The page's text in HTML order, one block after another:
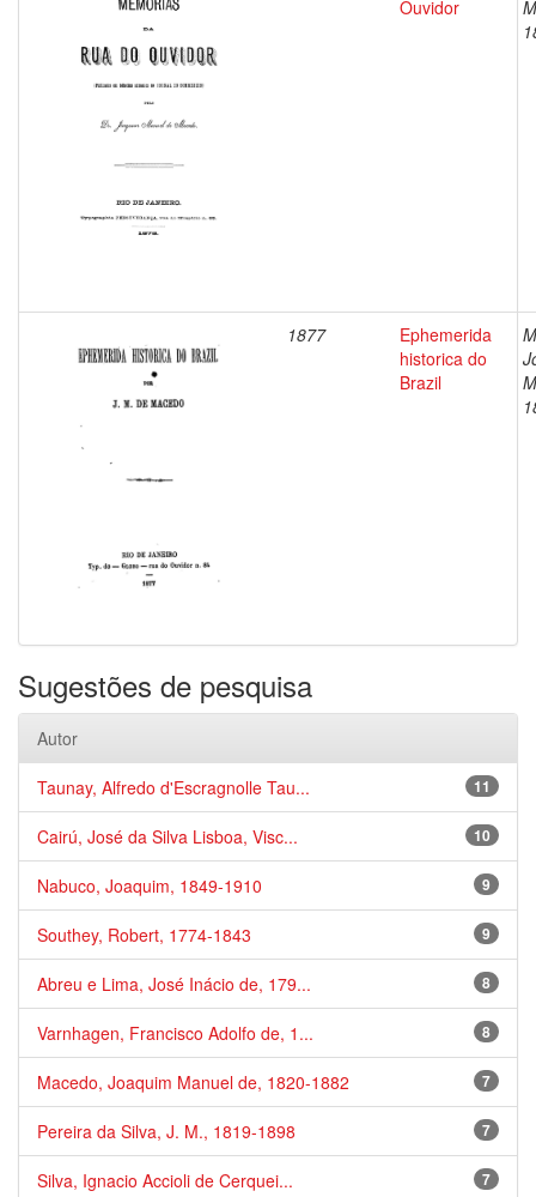
Ouvidor
1877
Ephemerida
historica do
Brazil
Sugestões de pesquisa
Autor
11
Taunay, Alfredo d'Escragnolle Tau...
10
Cairú, José da Silva Lisboa, Visc...
9
Nabuco, Joaquim, 1849-1910
9
Southey, Robert, 1774-1843
8
Abreu e Lima, José Inácio de, 179...
8
Varnhagen, Francisco Adolfo de, 1...
7
Macedo, Joaquim Manuel de, 1820-1882
7
Pereira da Silva, J. M., 1819-1898
7
Silva, Ignacio Accioli de Cerquei...